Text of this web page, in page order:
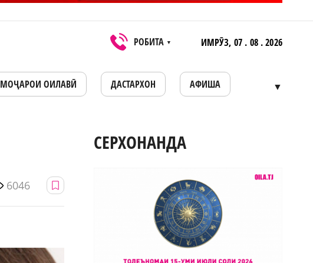
РОБИТА ▼ ИМРӮЗ, 07 . 08 . 2026
МОҶАРОИ ОИЛАВӢ ДАСТАРХОН АФИША ▼
6046
СЕРХОНАНДА